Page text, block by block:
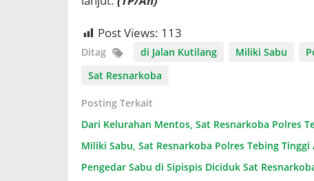
Post Views: 113
Ditag di Jalan Kutilang Miliki Sabu
Sat Resnarkoba
Posting Terkait
Dari Kelurahan Mentos, Sat Resnarkoba Polres
​Miliki Sabu, Sat Resnarkoba Polres Tebing
Pengedar Sabu di Sipispis Diciduk Sat